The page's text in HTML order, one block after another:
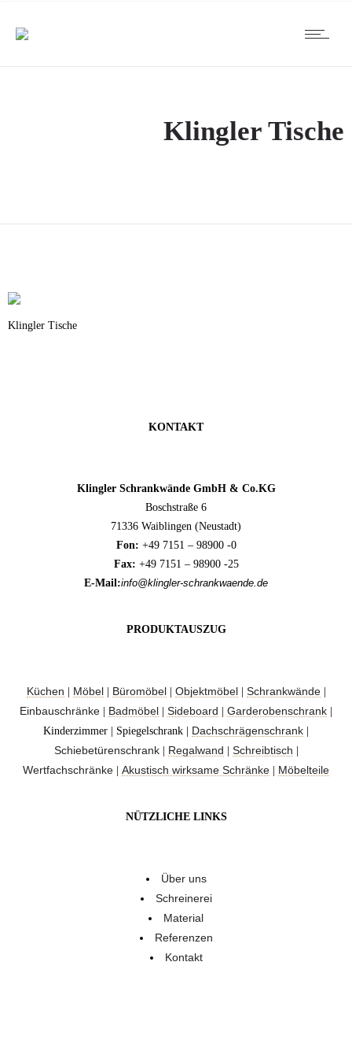
Klingler Tische
Klingler Tische
KONTAKT
Klingler Schrankwände GmbH & Co.KG
Boschstraße 6
71336 Waiblingen (Neustadt)
Fon: +49 7151 – 98900 -0
Fax: +49 7151 – 98900 -25
E-Mail:info@klingler-schrankwaende.de
PRODUKTAUSZUG
Küchen Möbel Büromöbel Objektmöbel Schrankwände|
Einbauschränke Badmöbel Sideboard Garderobenschrank
Kinderzimmer | Spiegelschrank | Dachschrägenschrank
Schiebetürenschrank| Regalwand Schreibtisch
Wertfachschränke Akustisch wirksame Schränke Möbelteile
NÜTZLICHE LINKS
Über uns
Schreinerei
Material
Referenzen
Kontakt